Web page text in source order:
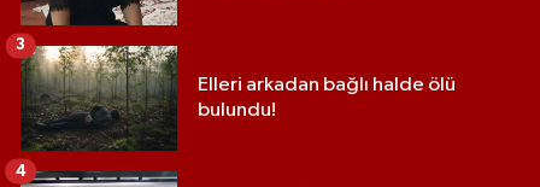
Elleri arkadan bağlı halde ölü
bulundu!
3
4